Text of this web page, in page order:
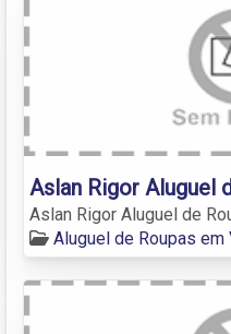
Aslan Rigor Aluguel
Aslan Rigor Aluguel de
Aluguel de Roupas em